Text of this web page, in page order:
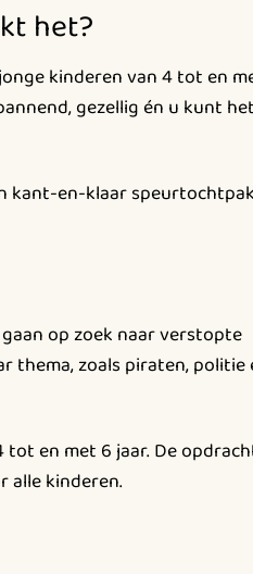
het?
kinderen van 4 tot en
gezellig én u kunt het
kant-en-klaar
op zoek naar verstopte
thema, zoals piraten, politie
en met 6 jaar. De
alle kinderen.